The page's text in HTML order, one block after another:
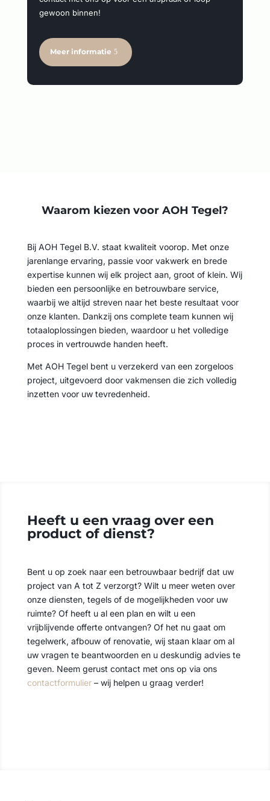
gewoon binnen!
Meer informatie
Waarom kiezen voor AOH Tegel?
Bij AOH Tegel B.V. staat kwaliteit voorop. Met onze
jarenlange ervaring, passie voor vakwerk en brede
expertise kunnen wij elk project aan, groot of klein. Wij
bieden een persoonlijke en betrouwbare service,
waarbij we altijd streven naar het beste resultaat voor
onze klanten. Dankzij ons complete team kunnen wij
totaaloplossingen bieden, waardoor u het volledige
proces in vertrouwde handen heeft.
Met AOH Tegel bent u verzekerd van een zorgeloos
project, uitgevoerd door vakmensen die zich volledig
inzetten voor uw tevredenheid.
Heeft u een vraag over een
product of dienst?
Bent u op zoek naar een betrouwbaar bedrijf dat uw
project van A tot Z verzorgt? Wilt u meer weten over
onze diensten, tegels of de mogelijkheden voor uw
ruimte? Of heeft u al een plan en wilt u een
vrijblijvende offerte ontvangen? Of het nu gaat om
tegelwerk, afbouw of renovatie, wij staan klaar om al
uw vragen te beantwoorden en u deskundig advies te
geven. Neem gerust contact met ons op via ons
contactformulier– wij helpen u graag verder!